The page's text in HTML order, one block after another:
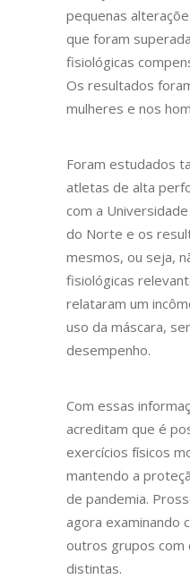
pequenas
que foram
fisiológicas
Os resultados
mulheres e nos
Foram estudados
atletas de alta
com a
do Norte e os
mesmos, ou seja,
fisiológicas
relataram um
uso da máscara,
desempenho.
Com essas
acreditam que é
exercícios físicos
mantendo a
de pandemia.
agora examinando
outros grupos com
distintas.